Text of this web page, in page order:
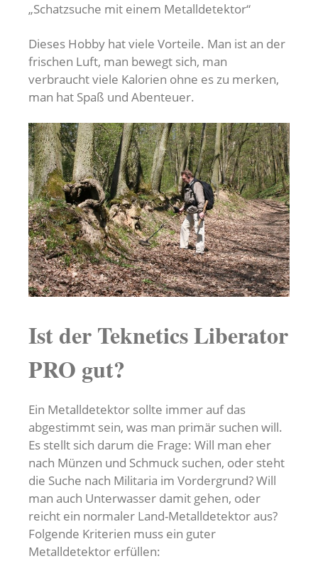
„Schatzsuche mit einem Metalldetektor“
Dieses Hobby hat viele Vorteile. Man ist an der
frischen Luft, man bewegt sich, man
verbraucht viele Kalorien ohne es zu merken,
man hat Spaß und Abenteuer.
Ist der Teknetics Liberator
PRO gut?
Ein Metalldetektor sollte immer auf das
abgestimmt sein, was man primär suchen will.
Es stellt sich darum die Frage: Will man eher
nach Münzen und Schmuck suchen, oder steht
die Suche nach Militaria im Vordergrund? Will
man auch Unterwasser damit gehen, oder
reicht ein normaler Land-Metalldetektor aus?
Folgende Kriterien muss ein guter
Metalldetektor erfüllen: